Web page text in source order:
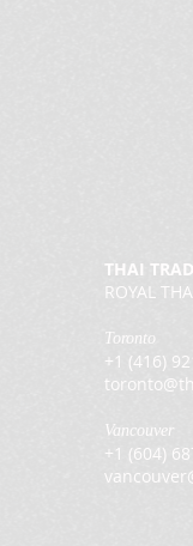
THAI
ROYAL
Toronto
+1 (416)
Vancouver
+1 (604)